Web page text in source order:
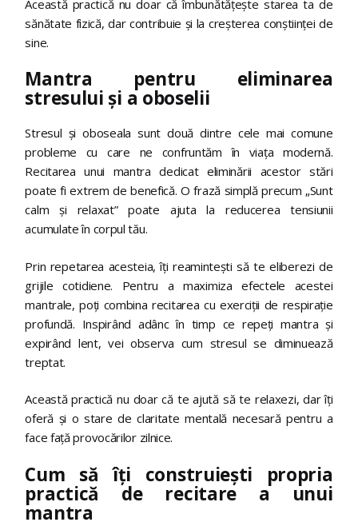
Această practică nu doar că îmbunătățește starea ta de
sănătate fizică, dar contribuie și la creșterea conștiinței de
sine.
Mantra pentru eliminarea
stresului și a oboselii
Stresul și oboseala sunt două dintre cele mai comune
probleme cu care ne confruntăm în viața modernă.
Recitarea unui mantra dedicat eliminării acestor stări
poate fi extrem de benefică. O frază simplă precum „Sunt
calm și relaxat” poate ajuta la reducerea tensiunii
acumulate în corpul tău.
Prin repetarea acesteia, îți reamintești să te eliberezi de
grijile cotidiene. Pentru a maximiza efectele acestei
mantrale, poți combina recitarea cu exerciții de respirație
profundă. Inspirând adânc în timp ce repeți mantra și
expirând lent, vei observa cum stresul se diminuează
treptat.
Această practică nu doar că te ajută să te relaxezi, dar îți
oferă și o stare de claritate mentală necesară pentru a
face față provocărilor zilnice.
Cum să îți construiești propria
practică de recitare a unui
mantra